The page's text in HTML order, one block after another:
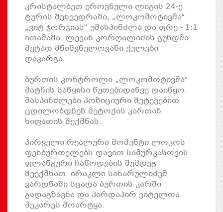
კრისტალბეთ ეროვნული ლიგის 24-ე
ტურის შეხვედრაში, „ლოკომოტივმა“
„ვიტ ჯორჯიას“ უმასპინძლა და ფრე - 1:1
ითამაშა. ლევან კორღალიძის გუნდმა
მეტად მნიშვნელოვანი ქულები
დაკარგა.
ბურთის კონტროლი „ლოკომოტივმა“
მატჩის საწყისი წუთებიდანვე დაიწყო.
მასპინძლები პოზიციური შეტევებით
ცდილობდნენ მეტოქის კართან
ხიფათის შექმნას.
პირველი რეალური მომენტი ლოკოს
ფეხბურთელებს დავით სამურკასოვის
ფლანგური ჩაწოდების შემდეგ
შეექმნათ: ირაკლი სიხარულიძემ
ვარდნაში სცადა ბურთის კარში
გადაგზავნა და პირდაპირ ვიტელთა
მეკარეს მოარტყა.